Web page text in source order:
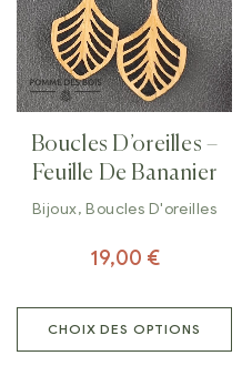
Boucles D’oreilles –
Feuille De Bananier
Bijoux,Boucles D'oreilles
19,00 €
CHOIX DES OPTIONS